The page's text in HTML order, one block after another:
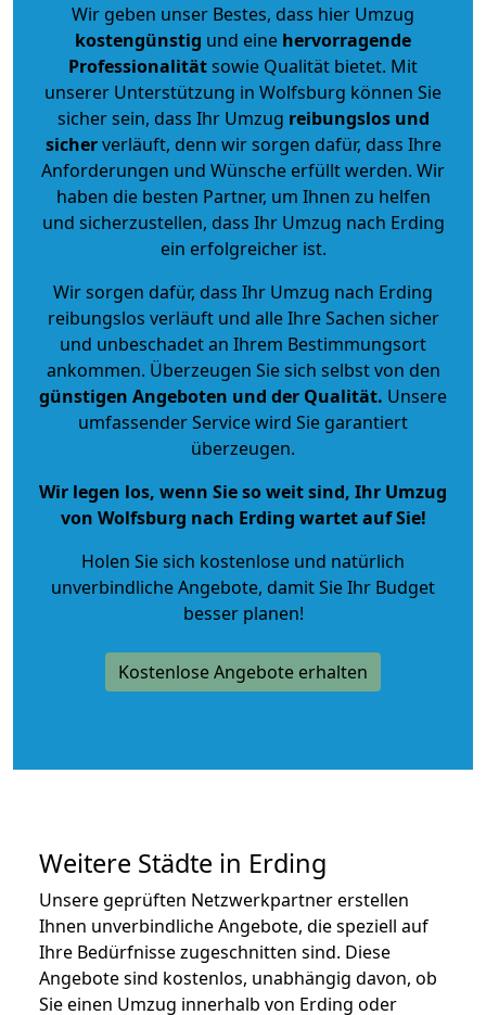
Wir geben unser Bestes, dass hier Umzug
kostengünstig und eine hervorragende
Professionalitätsowie Qualität bietet. Mit
unserer Unterstützung in Wolfsburg können Sie
sicher sein, dass Ihr Umzug reibungslos und
sicherverläuft, denn wir sorgen dafür, dass Ihre
Anforderungen und Wünsche erfüllt werden. Wir
haben die besten Partner, um Ihnen zu helfen
und sicherzustellen, dass Ihr Umzug nach Erding
ein erfolgreicher ist.
Wir sorgen dafür, dass Ihr Umzug nach Erding
reibungslos verläuft und alle Ihre Sachen sicher
und unbeschadet an Ihrem Bestimmungsort
ankommen. Überzeugen Sie sich selbst von den
günstigen Angeboten und der Qualität. Unsere
umfassender Service wird Sie garantiert
überzeugen.
Wir legen los, wenn Sie so weit sind, Ihr Umzug
von Wolfsburg nach Erding wartet auf Sie!
Holen Sie sich kostenlose und natürlich
unverbindliche Angebote, damit Sie Ihr Budget
besser planen!
Kostenlose Angebote erhalten
Weitere Städte in Erding
Unsere geprüften Netzwerkpartner erstellen
Ihnen unverbindliche Angebote, die speziell auf
Ihre Bedürfnisse zugeschnitten sind. Diese
Angebote sind kostenlos, unabhängig davon, ob
Sie einen Umzug innerhalb von Erding oder